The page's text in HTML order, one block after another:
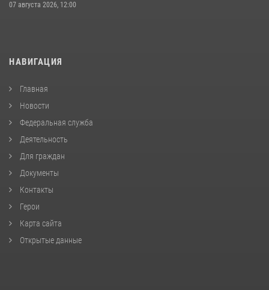
07 августа 2026, 12:00
НАВИГАЦИЯ
Главная
Новости
Федеральная служба
Деятельность
Для граждан
Документы
Контакты
Герои
Карта сайта
Открытые данные